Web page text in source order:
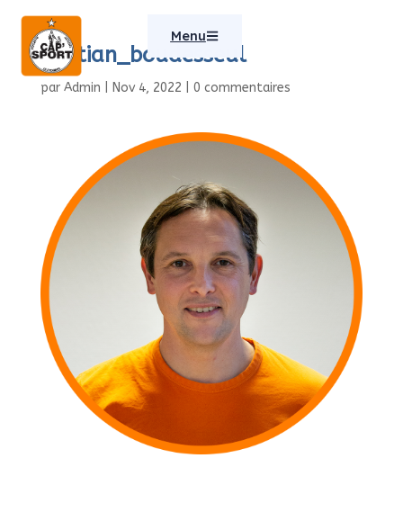
Menu
bastian_boudesseul
par Admin Nov 4, 2022 0 commentaires